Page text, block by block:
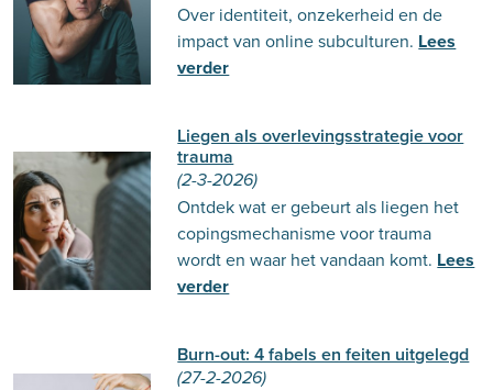
Over identiteit, onzekerheid en de
impact van online subculturen. Lees
verder
Liegen als overlevingsstrategie voor
trauma
(2-3-2026)
Ontdek wat er gebeurt als liegen het
copingsmechanisme voor trauma
wordt en waar het vandaan komt. Lees
verder
Burn-out: 4 fabels en feiten uitgelegd
(27-2-2026)